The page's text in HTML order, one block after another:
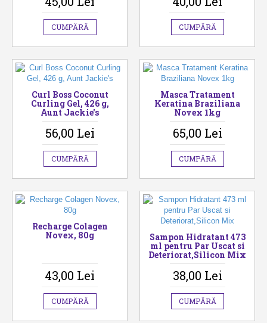
CUMPĂRĂ CUMPĂRĂ
Curl Boss Coconut
Curling Gel, 426 g,
Aunt Jackie's
56,00 Lei
CUMPĂRĂ
Masca Tratament
Keratina Braziliana
Novex 1kg
65,00 Lei
CUMPĂRĂ
Recharge Colagen
Novex, 80g
43,00 Lei
CUMPĂRĂ
Sampon Hidratant 473
ml pentru Par Uscat si
Deteriorat,Silicon Mix
38,00 Lei
CUMPĂRĂ